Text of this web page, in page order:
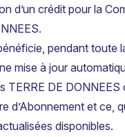
d’un crédit pour la
pendant toute
mise à jour
TERRE DE
d’Abonnement et ce,
disponibles.